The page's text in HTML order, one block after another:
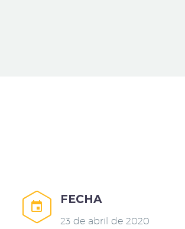


FECHA
23 de abril de 2020